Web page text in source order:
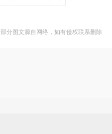
部分图文源自网络，如有侵权联系删除